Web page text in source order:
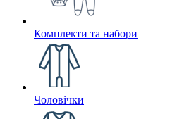
Комплекти та набори
Чоловічки